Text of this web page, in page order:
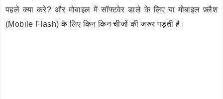
पहले क्या करे? और मोबाइल में सॉफ्टवेर डाले के लिए या मोबाइल फ़्लैश
(Mobile Flash) के लिए किन किन चीजों की जरुर पड़ती है।